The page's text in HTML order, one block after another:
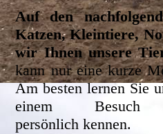
Auf den
Katzen, Kleintiere,
wir Ihnen unsere
kann nur eine kurze
Am besten lernen Sie
einem
persönlich kennen.